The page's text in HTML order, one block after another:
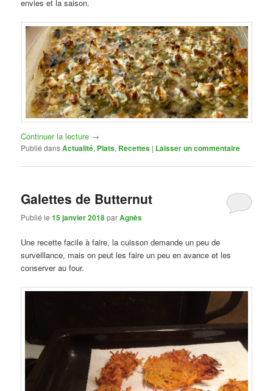
envies et la saison.
Continuer la lecture →
Publié dansActualité, Plats, Recettes | Laisser un commentaire
Galettes de Butternut
Publié le15 janvier 2018parAgnès
Une recette facile à faire, la cuisson demande un peu de
surveillance, mais on peut les faire un peu en avance et les
conserver au four.